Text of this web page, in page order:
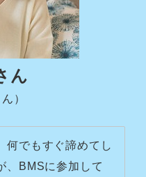
ん
）
何でもすぐ諦めてし
、BMSに参加して